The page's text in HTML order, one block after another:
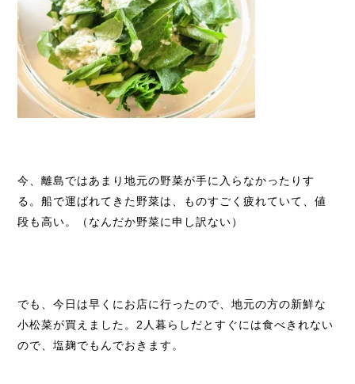
今、離島ではあまり地元の野菜が手に入らなかったりす
る。船で運ばれてきた野菜は、ものすごく疲れていて、値
段も高い。（なんだか野菜に申し訳ない）
でも、今日は早くにお店に行ったので、地元の方の新鮮な
小松菜が買えました。2人暮らしだとすぐには食べきれない
ので、塩麹でもんでおきます。